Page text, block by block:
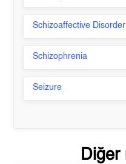
Schizoaffective Disorder
Schizophrenia
Seizure
Diğer